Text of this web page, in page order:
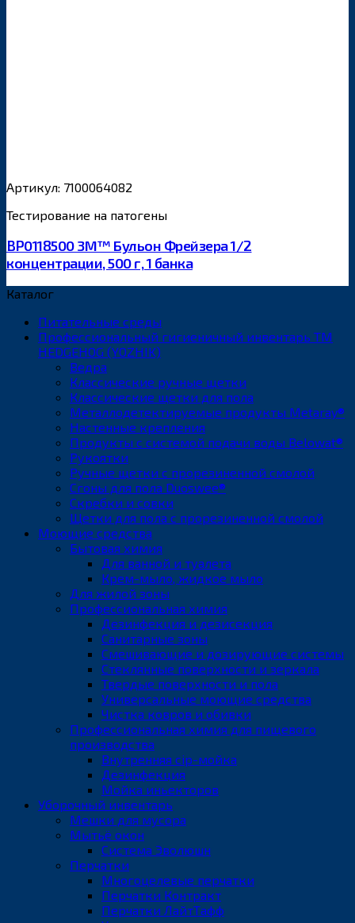
Артикул: 7100064082
Тестирование на патогены
BP0118500 3М™ Бульон Фрейзера 1/2
концентрации, 500 г, 1 банка
Каталог
Питательные среды
Профессиональный гигиеничный инвентарь ТМ
HEDGEHOG (YOZHIK)
Ведра
Классические ручные щетки
Классические щетки для пола
Металлодетектируемые продукты Metaray®
Настенные крепления
Продукты с системой подачи воды Belowat®
Рукоятки
Ручные щетки с прорезиненной смолой
Сгоны для пола Duoswee®
Скребки и совки
Щетки для пола с прорезиненной смолой
Моющие средства
Бытовая химия
Для ванной и туалета
Крем-мыло, жидкое мыло
Для жилой зоны
Профессиональная химия
Дезинфекция и дезисекция
Санитарные зоны
Смешивающие и дозирующие системы
Стеклянные поверхности и зеркала
Твердые поверхности и пола
Универсальные моющие средства
Чистка ковров и обивки
Профессиональная химия для пищевого
производства
Внутренняя cip-мойка
Дезинфекция
Мойка иньекторов
Уборочный инвентарь
Мешки для мусора
Мытьё окон
Система Эволюшн
Перчатки
Многоцелевые перчатки
Перчатки Контракт
Перчатки ЛайтТафф